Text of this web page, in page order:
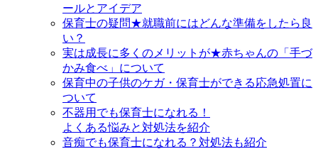
ールとアイデア
保育士の疑問★就職前にはどんな準備をしたら良
い？
実は成長に多くのメリットが★赤ちゃんの「手づ
かみ食べ」について
保育中の子供のケガ・保育士ができる応急処置に
ついて
不器用でも保育士になれる！
よくある悩みと対処法を紹介
音痴でも保育士になれる？対処法も紹介